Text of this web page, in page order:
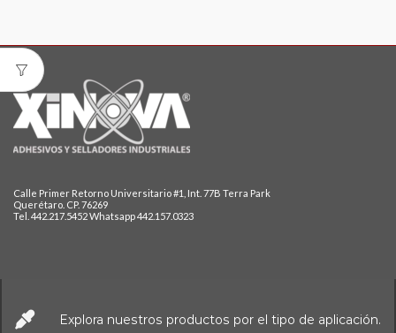
Calle Primer Retorno Universitario #1, Int. 77B Terra Park
Querétaro. CP. 76269
Tel. 442.217.5452 Whatsapp 442.157.0323
Explora nuestros productos por el tipo de aplicación.